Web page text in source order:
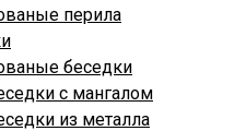
перила
беседки
с мангалом
из металла